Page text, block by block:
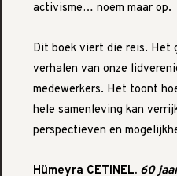
activisme… noem maar op.
Dit boek viert die reis. Het
verhalen van onze
medewerkers. Het toont
hele samenleving kan
perspectieven en
Hümeyra CETINEL. 60